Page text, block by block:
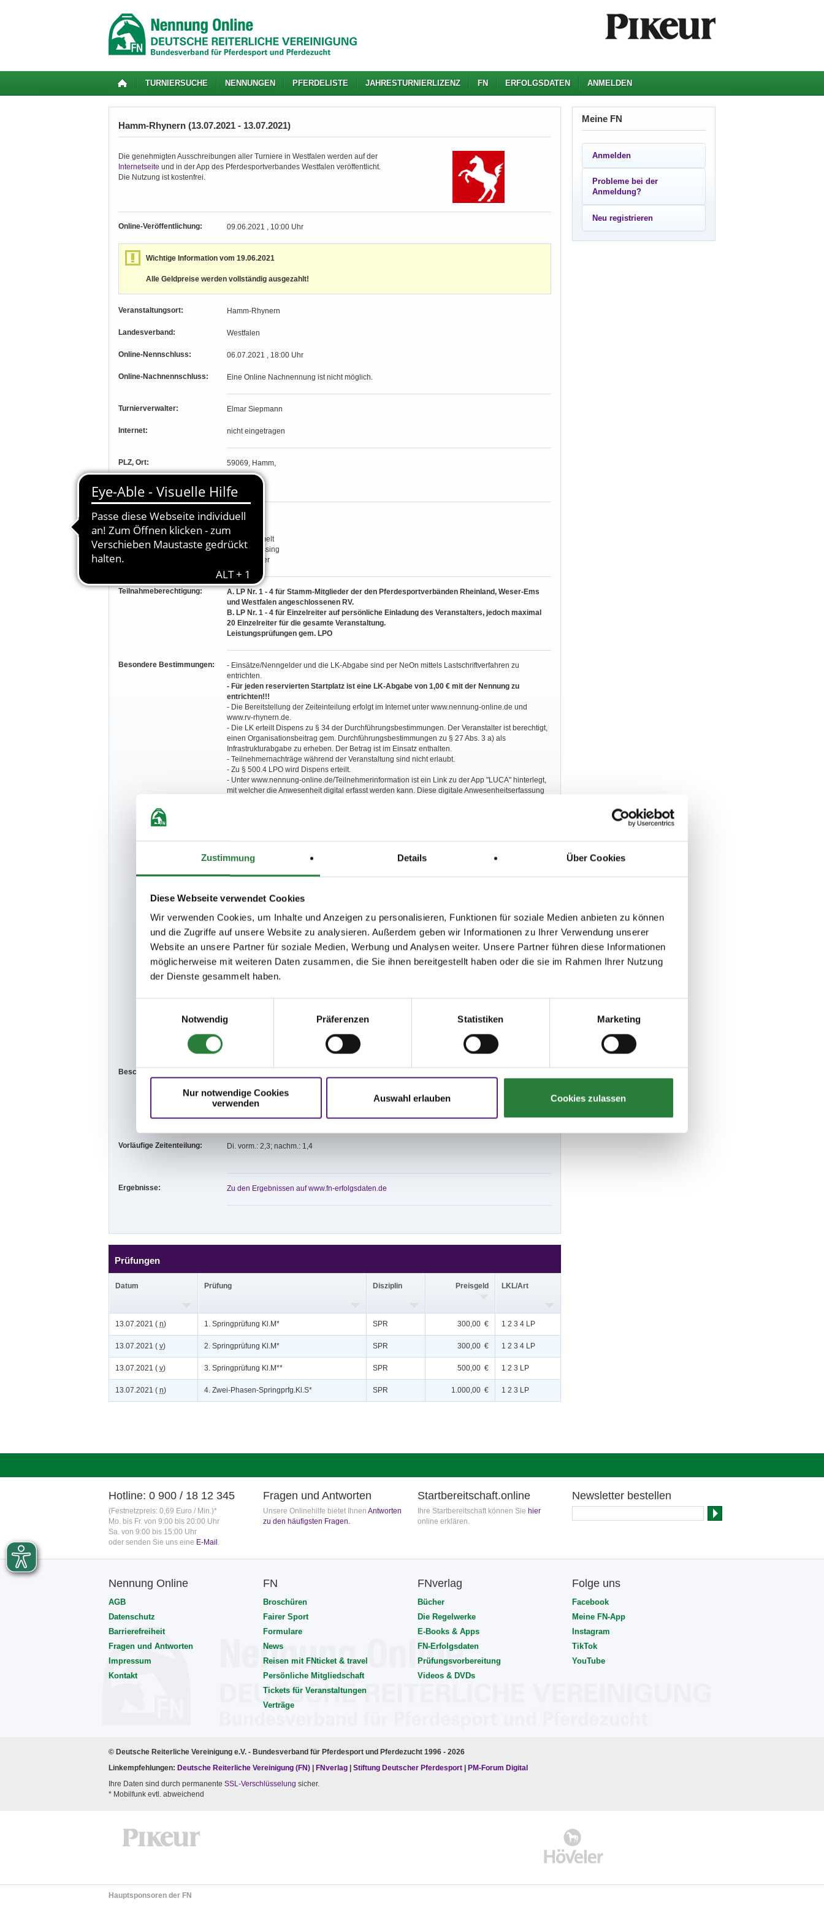
Zustimmung Details Über Cookies
Diese Webseite verwendet Cookies
Wir verwenden Cookies, um Inhalte und Anzeigen zu personalisieren, Funktionen für soziale Medien anbieten zu können
und die Zugriffe auf unsere Website zu analysieren. Außerdem geben wir Informationen zu Ihrer Verwendung unserer
Website an unsere Partner für soziale Medien, Werbung und Analysen weiter. Unsere Partner führen diese Informationen
möglicherweise mit weiteren Daten zusammen, die Sie ihnen bereitgestellt haben oder die sie im Rahmen Ihrer Nutzung
der Dienste gesammelt haben.
Notwendig
Präferenzen Statistiken Marketing
Nur notwendige Cookies
verwenden
Auswahl erlauben Cookies zulassen
TURNIERSUCHE NENNUNGEN PFERDELISTE JAHRESTURNIERLIZENZ FN ERFOLGSDATEN ANMELDEN
Hamm-Rhynern (13.07.2021 - 13.07.2021)
Die genehmigten Ausschreibungen aller Turniere in Westfalen werden auf der
Internetseite und in der App des Pferdesportverbandes Westfalen veröffentlicht.
Die Nutzung ist kostenfrei.
Online-Veröffentlichung: 09.06.2021 , 10:00 Uhr
Wichtige Information vom 19.06.2021
Alle Geldpreise werden vollständig ausgezahlt!
Veranstaltungsort: Hamm-Rhynern
Landesverband: Westfalen
Online-Nennschluss: 06.07.2021 , 18:00 Uhr
Online-Nachnennschluss: Eine Online Nachnennung ist nicht möglich.
Turnierverwalter: Elmar Siepmann
Internet: nicht eingetragen
PLZ, Ort: 59069, Hamm,
Längengrad, Breitengrad -, -
Parcourschef: Volker Wulf
Richter:
Paul Gummelt
Heiner Messing
Dieter Müller
Teilnahmeberechtigung:
A. LP Nr. 1 - 4 für Stamm-Mitglieder der den Pferdesportverbänden Rheinland, Weser-Ems
und Westfalen angeschlossenen RV.
B. LP Nr. 1 - 4 für Einzelreiter auf persönliche Einladung des Veranstalters, jedoch maximal
20 Einzelreiter für die gesamte Veranstaltung.
Leistungsprüfungen gem. LPO
Besondere Bestimmungen:
- Einsätze/Nenngelder und die LK-Abgabe sind per NeOn mittels Lastschriftverfahren zu
entrichten.
- Für jeden reservierten Startplatz ist eine LK-Abgabe von 1,00 € mit der Nennung zu
entrichten!!!
- Die Bereitstellung der Zeiteinteilung erfolgt im Internet unter www.nennung-online.de und
www.rv-rhynern.de.
- Die LK erteilt Dispens zu § 34 der Durchführungsbestimmungen. Der Veranstalter ist berechtigt,
einen Organisationsbeitrag gem. Durchführungsbestimmungen zu § 27 Abs. 3 a) als
Infrastrukturabgabe zu erheben. Der Betrag ist im Einsatz enthalten.
- Teilnehmernachträge während der Veranstaltung sind nicht erlaubt.
- Zu § 500.4 LPO wird Dispens erteilt.
- Unter www.nennung-online.de/Teilnehmerinformation ist ein Link zu der App "LUCA" hinterlegt,
mit welcher die Anwesenheit digital erfasst werden kann. Diese digitale Anwesenheitserfassung
Start möglich.
- Je Pferd maximal eine weitere Begleitperson. Dieser Helfer ist zur Mitversorgung des Pferdes
unerlässlich. Bei Minderjährigen ist eine weitere Begleitperson zulässig. Diese Personen werden
mit Kontaktdaten entsprechend vom Veranstalter mittels des in Nennung Online veröffentlichten
benannten Kontaktpersonen haben Zutritt auf das Veranstaltungsgelände.
zuständigen Behörde (Ordnungs-/Gesundheitsamt) genehmigt.
- Parcourschef: Volker Wulf.
- Bei dieser Veranstaltung steht
Hufschmied zur Verfügung.
- Hygienebeauftragte: Hildegard Schmitz.
Abstandsgebot und Mund-Nase-Bedeckung verweisen wir auf die Verordnung zum Schutz
CoronaSchVO) in der zum Veranstaltungsdatum gültigen Fassung. Zuwiderhandlungen
Beschaffenheit der Plätze:
- Veranstaltungsort und Navi-Anschrift. Reitanlage des RV Rhynern e. V., Holthöfener Weg 1a,
59069 Hamm.
Vorläufige Zeitenteilung: Di. vorm.: 2,3; nachm.: 1,4
Ergebnisse: Zu den Ergebnissen auf www.fn-erfolgsdaten.de
Prüfungen
Datum Prüfung Disziplin Preisgeld LKL/Art
13.07.2021 ( n) 1. Springprüfung Kl.M* SPR 300,00 € 1 2 3 4 LP
13.07.2021 ( v) 2. Springprüfung Kl.M* SPR 300,00 € 1 2 3 4 LP
13.07.2021 ( v) 3. Springprüfung Kl.M** SPR 500,00 € 1 2 3 LP
13.07.2021 ( n) 4. Zwei-Phasen-Springprfg.Kl.S* SPR 1.000,00 € 1 2 3 LP
Meine FN
Anmelden
Probleme bei der
Anmeldung?
Neu registrieren
Hotline: 0 900 / 18 12 345
(Festnetzpreis: 0,69 Euro / Min.)*
Mo. bis Fr. von 9:00 bis 20:00 Uhr
Sa. von 9:00 bis 15:00 Uhr
oder senden Sie uns eine E-Mail .
Fragen und Antworten
Unsere Onlinehilfe bietet Ihnen Antworten
zu den häufigsten Fragen.
Startbereitschaft.online
Ihre Startbereitschaft können Sie hier
online erklären.
Newsletter bestellen
Nennung Online
AGB
Datenschutz
Barrierefreiheit
Fragen und Antworten
Impressum
Kontakt
FN
Broschüren
Fairer Sport
Formulare
News
Reisen mit FNticket & travel
Persönliche Mitgliedschaft
Tickets für Veranstaltungen
Verträge
FNverlag
Bücher
Die Regelwerke
E-Books & Apps
FN-Erfolgsdaten
Prüfungsvorbereitung
Videos & DVDs
Folge uns
Facebook
Meine FN-App
Instagram
TikTok
YouTube
© Deutsche Reiterliche Vereinigung e.V. - Bundesverband für Pferdesport und Pferdezucht 1996 - 2026
Linkempfehlungen: Deutsche Reiterliche Vereinigung (FN) FNverlag Stiftung Deutscher Pferdesport
PM-Forum Digital
Ihre Daten sind durch permanente SSL-Verschlüsselung sicher.
* Mobilfunk evtl. abweichend
Hauptsponsoren der FN